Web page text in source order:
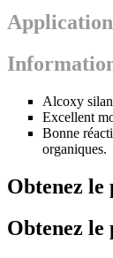
Alcoxy
Excellent
Bonne
organiques.
Obtenez le
Obtenez le